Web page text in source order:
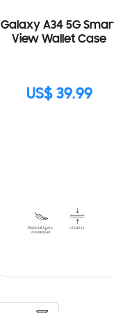
Galaxy A34 5G
View Wallet Case
US$ 39.99